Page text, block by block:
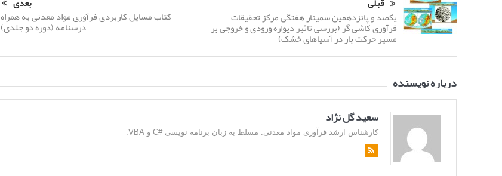
یکصد و پانزدهمین سمینار هفتگی مرکز تحقیقات
فرآوری کاشی گر (بررسی تاثیر دیواره ورودی و خروجی بر
مسیر حرکت بار در آسیاهای خشک)
کتاب مسایل کاربردی فرآوری مواد معدنی به همراه
درسنامه (دوره دو جلدی)
درباره نویسنده
سعید گل نژاد
کارشناس ارشد فرآوری مواد معدنی. مسلط به زبان برنامه نویسی #C و VBA.